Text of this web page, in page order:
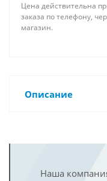
Цена действительна
заказа по телефону,
магазин.
Описание
Наша